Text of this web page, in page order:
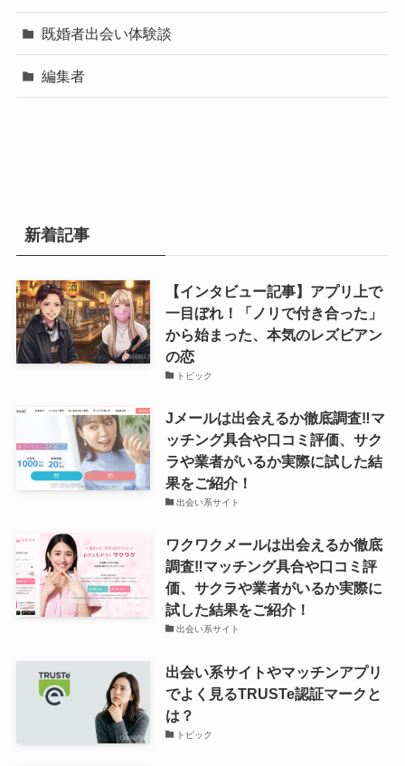
既婚者出会い体験談
編集者
新着記事
【インタビュー記事】アプリ上で
一目ぼれ！「ノリで付き合った」
から始まった、本気のレズビアン
の恋
トピック
Jメールは出会えるか徹底調査‼マ
ッチング具合や口コミ評価、サク
ラや業者がいるか実際に試した結
果をご紹介！
出会い系サイト
ワクワクメールは出会えるか徹底
調査‼マッチング具合や口コミ評
価、サクラや業者がいるか実際に
試した結果をご紹介！
出会い系サイト
出会い系サイトやマッチンアプリ
でよく見るTRUSTe認証マークと
は？
トピック